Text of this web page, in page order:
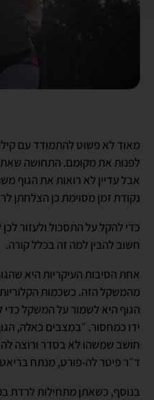
מאוד לא פשוט להתמודד עם
לפנות את מקומם. התחושה
אבל עדיין לא רואות את הגוף
נקודת זמן מסוימת כן הצלחתן
כדי להקל על התסכול ולעזור
חשוב להבין למה זה בכלל קורה.
אחת הסיבות העיקריות היא
מהמשקל הזה. כשכמות
הגוף היא לשמור על המשקל
ידו כמחסור. ״במצבים כאלה,
חושב שמשהו לא בסדר ורוצה
ד״ר פיטר לה-פורט, מנתח
בנוסף, כשאתן מתחילות לרדת